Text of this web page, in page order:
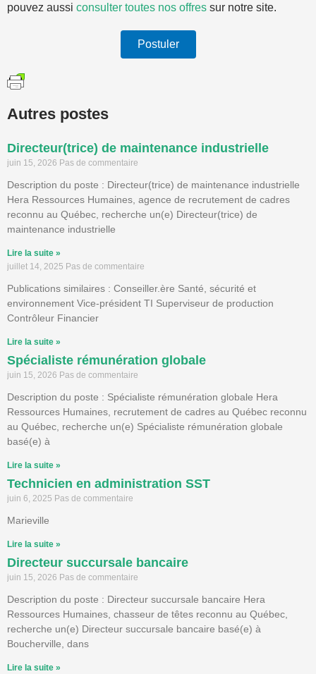
pouvez aussi consulter toutes nos offres sur notre site.
Postuler
Autres postes
Directeur(trice) de maintenance industrielle
juin 15, 2026 Pas de commentaire
Description du poste : Directeur(trice) de maintenance industrielle
Hera Ressources Humaines, agence de recrutement de cadres
reconnu au Québec, recherche un(e) Directeur(trice) de
maintenance industrielle
Lire la suite »
juillet 14, 2025 Pas de commentaire
Publications similaires : Conseiller.ère Santé, sécurité et
environnement Vice-président TI Superviseur de production
Contrôleur Financier
Lire la suite »
Spécialiste rémunération globale
juin 15, 2026 Pas de commentaire
Description du poste : Spécialiste rémunération globale Hera
Ressources Humaines, recrutement de cadres au Québec reconnu
au Québec, recherche un(e) Spécialiste rémunération globale
basé(e) à
Lire la suite »
Technicien en administration SST
juin 6, 2025 Pas de commentaire
Marieville
Lire la suite »
Directeur succursale bancaire
juin 15, 2026 Pas de commentaire
Description du poste : Directeur succursale bancaire Hera
Ressources Humaines, chasseur de têtes reconnu au Québec,
recherche un(e) Directeur succursale bancaire basé(e) à
Boucherville, dans
Lire la suite »